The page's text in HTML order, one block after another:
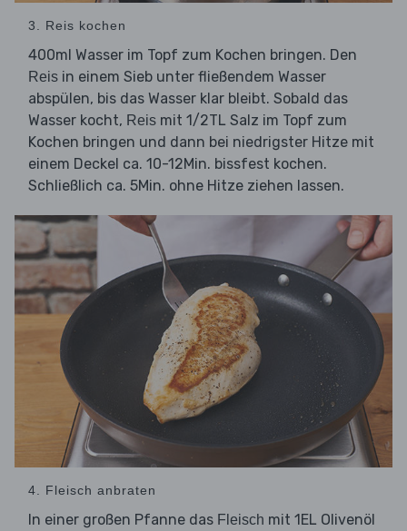
3. Reis kochen
400ml Wasser im Topf zum Kochen bringen. Den
Reis in einem Sieb unter fließendem Wasser
abspülen, bis das Wasser klar bleibt. Sobald das
Wasser kocht, Reis mit 1/2TL Salz im Topf zum
Kochen bringen und dann bei niedrigster Hitze mit
einem Deckel ca. 10-12Min. bissfest kochen.
Schließlich ca. 5Min. ohne Hitze ziehen lassen.
4. Fleisch anbraten
In einer großen Pfanne das Fleisch mit 1EL Olivenöl